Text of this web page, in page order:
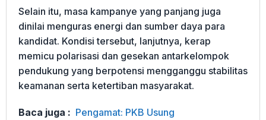
Selain itu, masa kampanye yang panjang juga
dinilai menguras energi dan sumber daya para
kandidat. Kondisi tersebut, lanjutnya, kerap
memicu polarisasi dan gesekan antarkelompok
pendukung yang berpotensi mengganggu stabilitas
keamanan serta ketertiban masyarakat.
Baca juga : Pengamat: PKB Usung